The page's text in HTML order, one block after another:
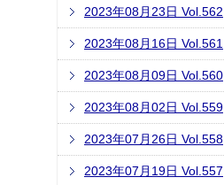
2023年08月23日 Vol.562
2023年08月16日 Vol.561
2023年08月09日 Vol.560
2023年08月02日 Vol.559
2023年07月26日 Vol.558
2023年07月19日 Vol.557